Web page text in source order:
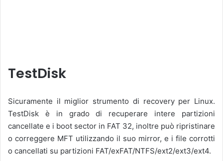
TestDisk
Sicuramente il miglior strumento di recovery per Linux.
TestDisk è in grado di recuperare intere partizioni
cancellate e i boot sector in FAT 32, inoltre può ripristinare
o correggere MFT utilizzando il suo mirror, e i file corrotti
o cancellati su partizioni FAT/exFAT/NTFS/ext2/ext3/ext4.